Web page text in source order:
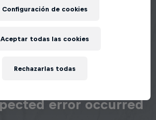
error occurred
Configuración de cookies
Rechazarlas todas
Aceptar todas las cookies